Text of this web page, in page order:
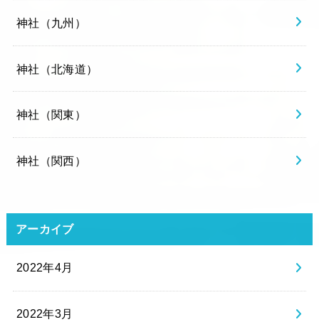
神社（九州）
神社（北海道）
神社（関東）
神社（関西）
アーカイブ
2022年4月
2022年3月